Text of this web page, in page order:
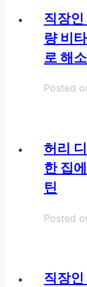
직장
량 비
로 해
Posted
허리
한 집
틴
Posted
직장